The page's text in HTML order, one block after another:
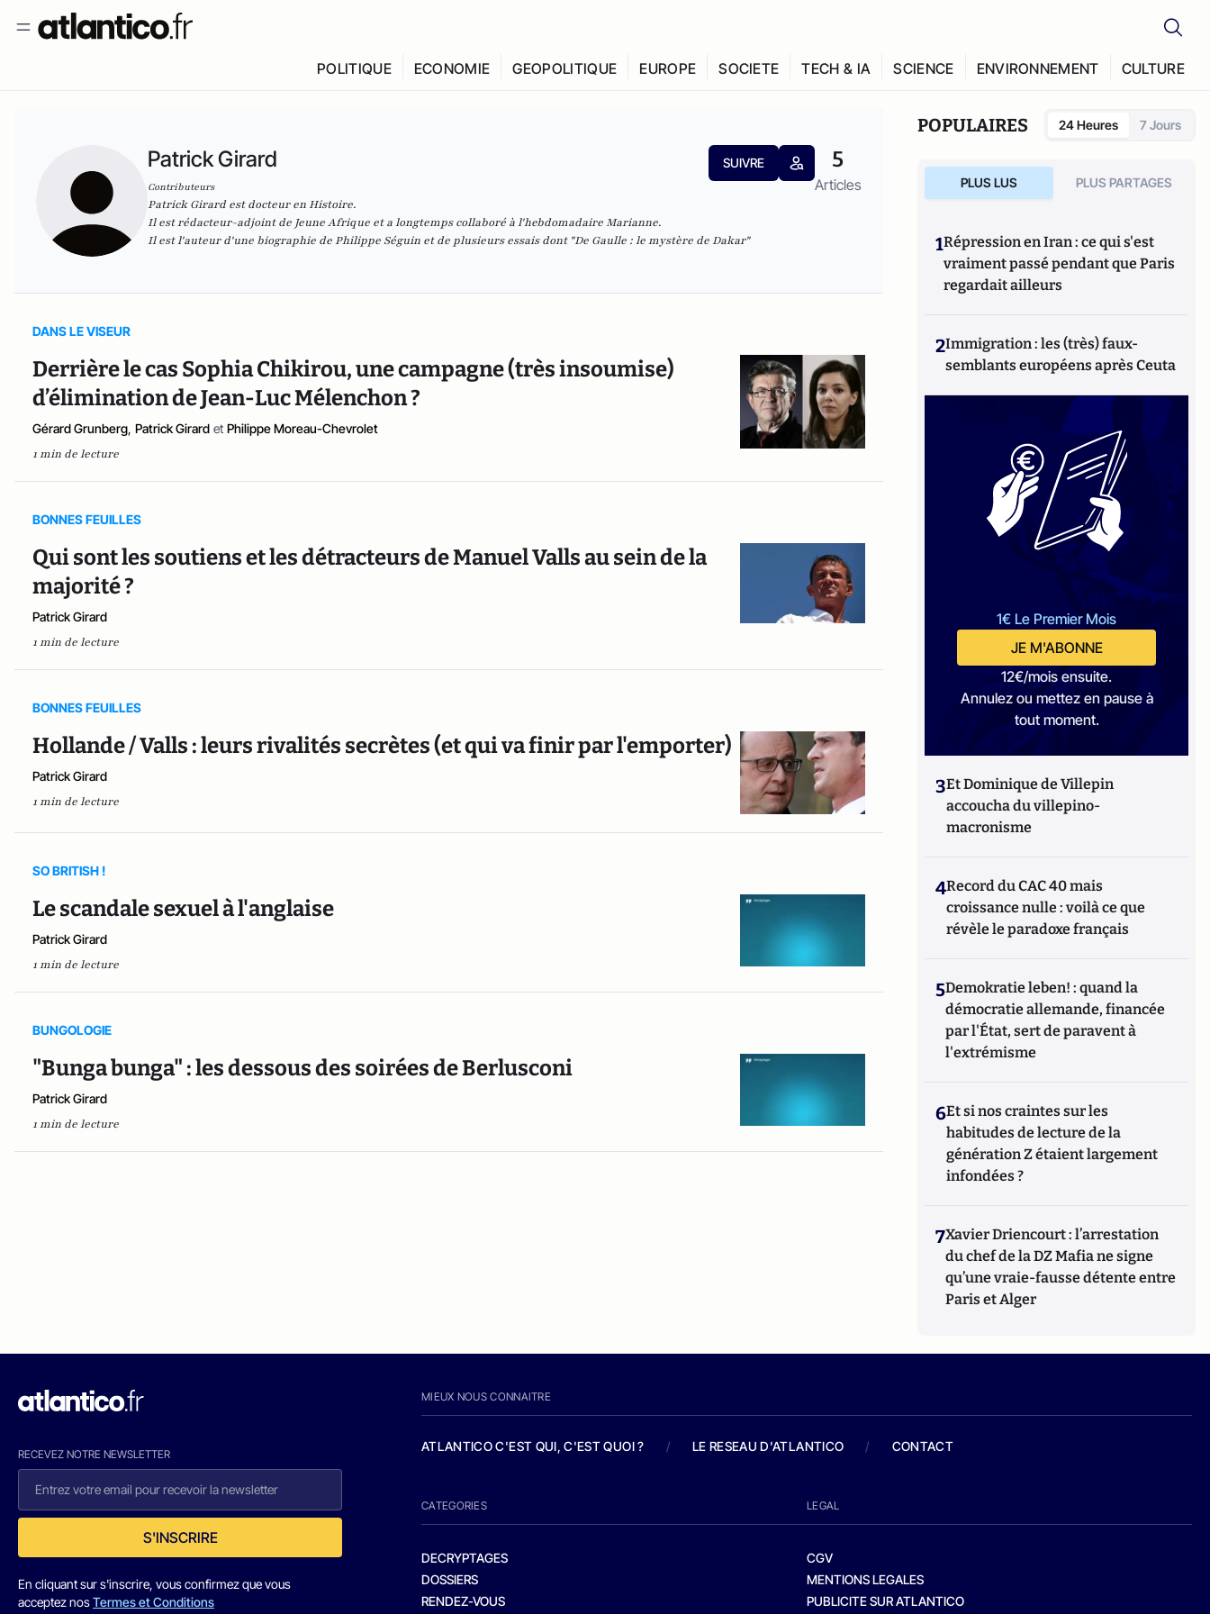
POLITIQUE ECONOMIE GEOPOLITIQUE EUROPE SOCIETE TECH & IA SCIENCE ENVIRONNEMENT CULTURE
Patrick Girard
Contributeurs
SUIVRE 5
Articles
Patrick Girard est docteur en Histoire.
Il est rédacteur-adjoint de Jeune Afrique et a longtemps collaboré à l'hebdomadaire Marianne.
Il est l'auteur d'une biographie de Philippe Séguin et de plusieurs essais dont "De Gaulle : le mystère de Dakar"
DANS LE VISEUR
Derrière le cas Sophia Chikirou, une campagne (très insoumise)
d’élimination de Jean-Luc Mélenchon ?
Gérard Grunberg, Patrick Girard et Philippe Moreau-Chevrolet
1 min de lecture
BONNES FEUILLES
Qui sont les soutiens et les détracteurs de Manuel Valls au sein de la
majorité ?
Patrick Girard
1 min de lecture
BONNES FEUILLES
Hollande / Valls : leurs rivalités secrètes (et qui va finir par l'emporter)
Patrick Girard
1 min de lecture
SO BRITISH !
Le scandale sexuel à l'anglaise
Patrick Girard
1 min de lecture
BUNGOLOGIE
"Bunga bunga" : les dessous des soirées de Berlusconi
Patrick Girard
1 min de lecture
POPULAIRES 24 Heures 7 Jours
PLUS LUS PLUS PARTAGES
1Répression en Iran : ce qui s'est
vraiment passé pendant que Paris
regardait ailleurs
2Immigration : les (très) faux-
semblants européens après Ceuta
1€ Le Premier Mois
JE M'ABONNE
12€/mois ensuite.
Annulez ou mettez en pause à
tout moment.
3Et Dominique de Villepin
accoucha du villepino-
macronisme
4Record du CAC 40 mais
croissance nulle : voilà ce que
révèle le paradoxe français
5Demokratie leben! : quand la
démocratie allemande, financée
par l'État, sert de paravent à
l'extrémisme
6Et si nos craintes sur les
habitudes de lecture de la
génération Z étaient largement
infondées ?
7Xavier Driencourt : l’arrestation
du chef de la DZ Mafia ne signe
qu’une vraie-fausse détente entre
Paris et Alger
RECEVEZ NOTRE NEWSLETTER
S'INSCRIRE
En cliquant sur s'inscrire, vous confirmez que vous
acceptez nosTermes et Conditions
MIEUX NOUS CONNAITRE
ATLANTICO C'EST QUI, C'EST QUOI ? / LE RESEAU D'ATLANTICO / CONTACT
CATEGORIES
DECRYPTAGES
DOSSIERS
RENDEZ-VOUS
LEGAL
CGV
MENTIONS LEGALES
PUBLICITE SUR ATLANTICO